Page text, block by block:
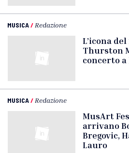
MUSICA/ Redazione
L’icona
Thurston
concerto a
MUSICA/ Redazione
MusArt
arrivano
Bregovic,
Lauro